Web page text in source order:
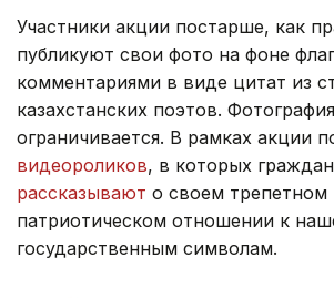
Участники акции постарше, как
публикуют свои фото на фоне
комментариями в виде цитат из
казахстанских поэтов.
ограничивается. В рамках акции
видеороликов, в которых
рассказывают о своем трепетном
патриотическом отношении к
государственным символам.